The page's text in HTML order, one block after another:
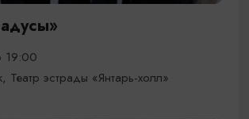
19:00
Театр эстрады «Янтарь-холл»